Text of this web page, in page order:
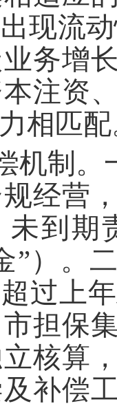
现流
务增
注资
相匹
机制。
经营
未到期
”）。
过上
担保
核算
补偿